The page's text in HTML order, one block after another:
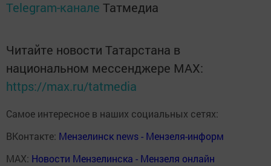
Telegram-канале Татмедиа
Читайте новости Татарстана в
национальном мессенджере MАХ:
https://max.ru/tatmedia
Самое интересное в наших социальных сетях:
ВКонтакте: Мензелинск news - Мензеля-информ
MAX: Новости Мензелинска - Мензеля онлайн